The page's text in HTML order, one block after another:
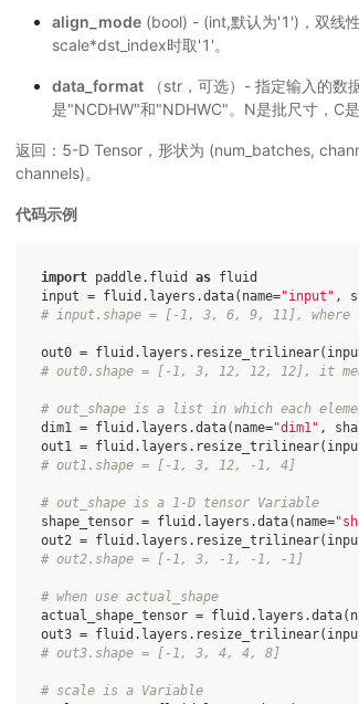
align_mode(bool) - (int,默认为'1')，双线
scale*dst_index时取'1'。
data_format（str，可选）- 指定输入的数
是"NCDHW"和"NDHWC"。N是批尺寸，C
返回：5-D Tensor，形状为 (num_batches,
channels)。
代码示例
import paddle.fluid as fluid
input = fluid . layers .data( name="input" ,
# input.shape = [-1, 3, 6, 9, 11],
out0 = fluid . layers . resize_trilinear(
# out0.shape = [-1, 3, 12, 12, 12], it
# out_shape is a list in which each
dim1 = fluid . layers .data( name="dim1" ,
out1 = fluid . layers . resize_trilinear(
# out1.shape = [-1, 3, 12, -1, 4]
# out_shape is a 1-D tensor Variable
shape_tensor = fluid . layers .data( name=
out2 = fluid . layers . resize_trilinear(
# out2.shape = [-1, 3, -1, -1, -1]
# when use actual_shape
actual_shape_tensor = fluid . layers .data(
out3 = fluid . layers . resize_trilinear(
# out3.shape = [-1, 3, 4, 4, 8]
# scale is a Variable